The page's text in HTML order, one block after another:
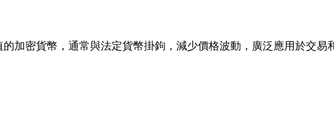
加密貨幣，通常與法定貨幣掛鉤，減少價格波動，廣泛應用於交易